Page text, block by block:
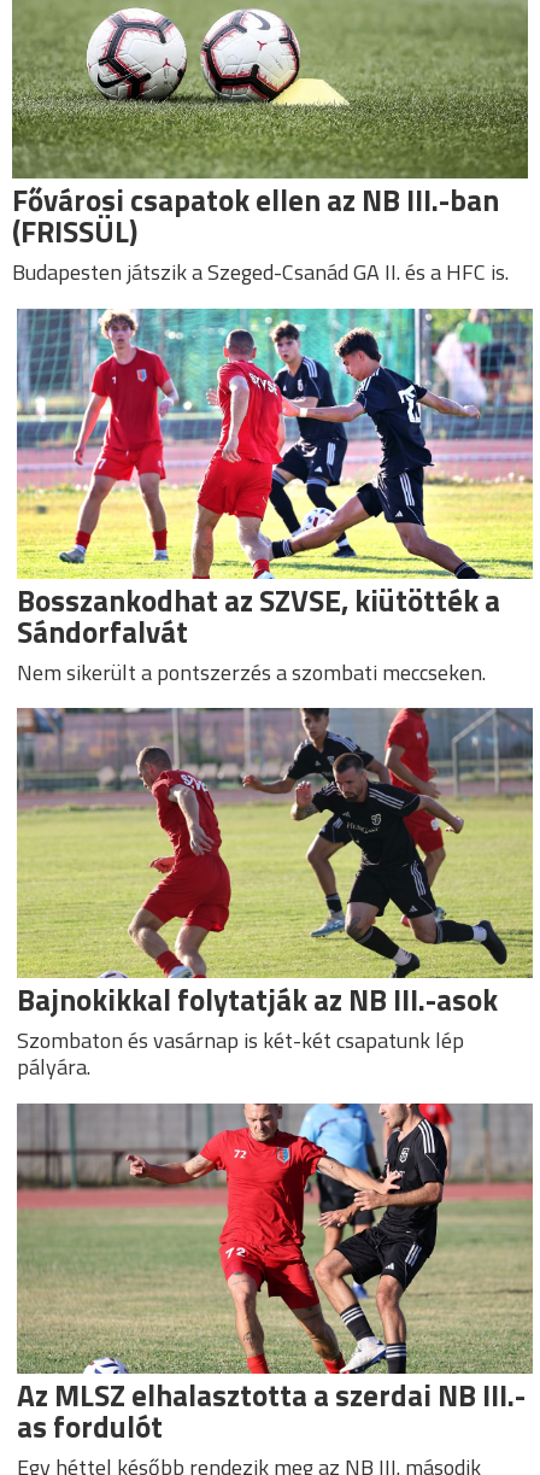
Fővárosi csapatok ellen az NB III.-ban
(FRISSÜL)
Budapesten játszik a Szeged-Csanád GA II. és a HFC is.
Bosszankodhat az SZVSE, kiütötték a
Sándorfalvát
Nem sikerült a pontszerzés a szombati meccseken.
Bajnokikkal folytatják az NB III.-asok
Szombaton és vasárnap is két-két csapatunk lép
pályára.
Az MLSZ elhalasztotta a szerdai NB III.-
as fordulót
Egy héttel később rendezik meg az NB III. második